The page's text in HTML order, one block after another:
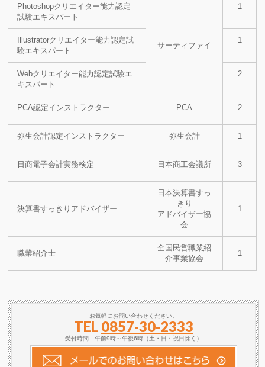
Photoshopクリエイター能力認定
試験エキスパート
サーティファイ
1
Illustratorクリエイター能力認定試
験エキスパート
1
Webクリエイター能力認定試験エ
キスパート
2
PCA認定インストラクター PCA 2
弥生会計認定インストラクター 弥生会計 1
日商電子会計実務検定 日本商工会議所 3
決算書すっきりアドバイザー
日本決算書すっ
きり
アドバイザー協
会
1
職業紹介士
全国民営職業紹
介事業協会
1
お気軽にお問い合わせください。
TEL 0857-30-2333
受付時間 午前9時～午後6時（土・日・祝日除く）